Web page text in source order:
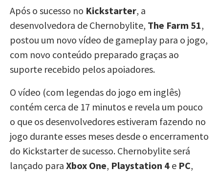
Após o sucesso no Kickstarter, a
desenvolvedora de Chernobylite, The Farm 51,
postou um novo vídeo de gameplay para o jogo,
com novo conteúdo preparado graças ao
suporte recebido pelos apoiadores.
O vídeo (com legendas do jogo em inglês)
contém cerca de 17 minutos e revela um pouco
o que os desenvolvedores estiveram fazendo no
jogo durante esses meses desde o encerramento
do Kickstarter de sucesso. Chernobylite será
lançado para Xbox One, Playstation 4 e PC,